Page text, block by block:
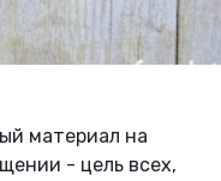
материал на
- цель всех,